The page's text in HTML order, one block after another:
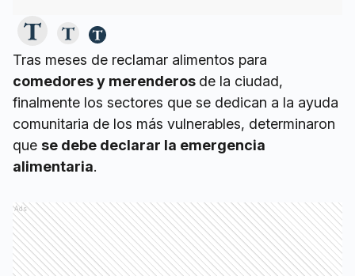
Tras meses de reclamar alimentos para
comedores y merenderos de la ciudad,
finalmente los sectores que se dedican a la ayuda
comunitaria de los más vulnerables, determinaron
que se debe declarar la emergencia
alimentaria.
Ads